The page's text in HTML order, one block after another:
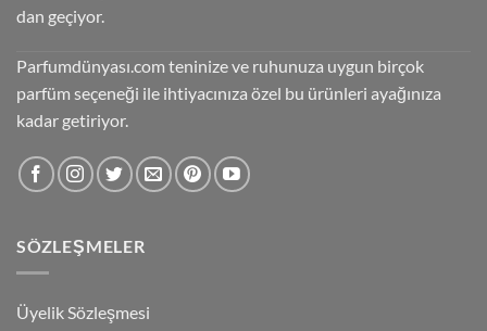
dan geçiyor.
Parfumdünyası.com teninize ve ruhunuza uygun birçok
parfüm seçeneği ile ihtiyacınıza özel bu ürünleri ayağınıza
kadar getiriyor.
SÖZLEŞMELER
Üyelik Sözleşmesi